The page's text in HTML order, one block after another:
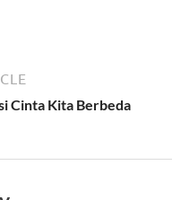
Cinta Kita Berbeda